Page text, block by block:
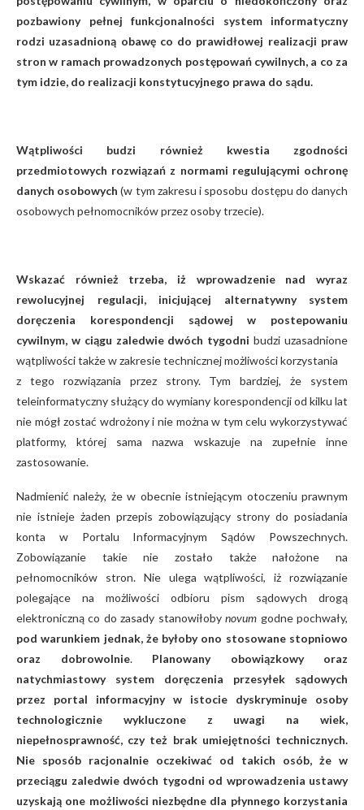
pozbawiony pełnej funkcjonalności system informatyczny
rodzi uzasadnioną obawę co do prawidłowej realizacji praw
stron w ramach prowadzonych postępowań cywilnych, a co za
tym idzie, do realizacji konstytucyjnego prawa do sądu.
Wątpliwości budzi również kwestia zgodności
przedmiotowych rozwiązań z normami regulującymi ochronę
danych osobowych(w tym zakresu i sposobu dostępu do danych
osobowych pełnomocników przez osoby trzecie).
Wskazać również trzeba, iż wprowadzenie nad wyraz
rewolucyjnej regulacji, inicjującej alternatywny system
doręczenia korespondencji sądowej w postepowaniu
cywilnym, w ciągu zaledwie dwóch tygodnibudzi uzasadnione
wątpliwości także w zakresie technicznej możliwości korzystania
z tego rozwiązania przez strony. Tym bardziej, że system
teleinformatyczny służący do wymiany korespondencji od kilku lat
nie mógł zostać wdrożony i nie można w tym celu wykorzystywać
platformy, której sama nazwa wskazuje na zupełnie inne
zastosowanie.
Nadmienić należy, że w obecnie istniejącym otoczeniu prawnym
nie istnieje żaden przepis zobowiązujący strony do posiadania
konta w Portalu Informacyjnym Sądów Powszechnych.
Zobowiązanie takie nie zostało także nałożone na
pełnomocników stron. Nie ulega wątpliwości, iż rozwiązanie
polegające na możliwości odbioru pism sądowych drogą
elektroniczną co do zasady stanowiłobynovum godne pochwały,
pod warunkiem jednak, że byłoby ono stosowane stopniowo
oraz dobrowolnie. Planowany obowiązkowy oraz
natychmiastowy system doręczenia przesyłek sądowych
przez portal informacyjny w istocie dyskryminuje osoby
technologicznie wykluczone z uwagi na wiek,
niepełnosprawność, czy też brak umiejętności technicznych.
Nie sposób racjonalnie oczekiwać od takich osób, że w
przeciągu zaledwie dwóch tygodni od wprowadzenia ustawy
uzyskają one możliwości niezbędne dla płynnego korzystania